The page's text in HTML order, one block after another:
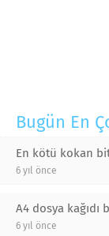
Bugün En
En kötü kokan
6 yıl önce
A4 dosya kağıdı
6 yıl önce